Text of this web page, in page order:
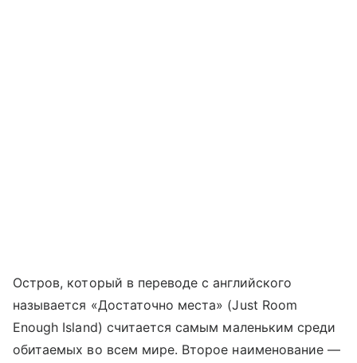
Остров, который в переводе с английского
называется «Достаточно места» (Just Room
Enough Island) считается самым маленьким среди
обитаемых во всем мире. Второе наименование —